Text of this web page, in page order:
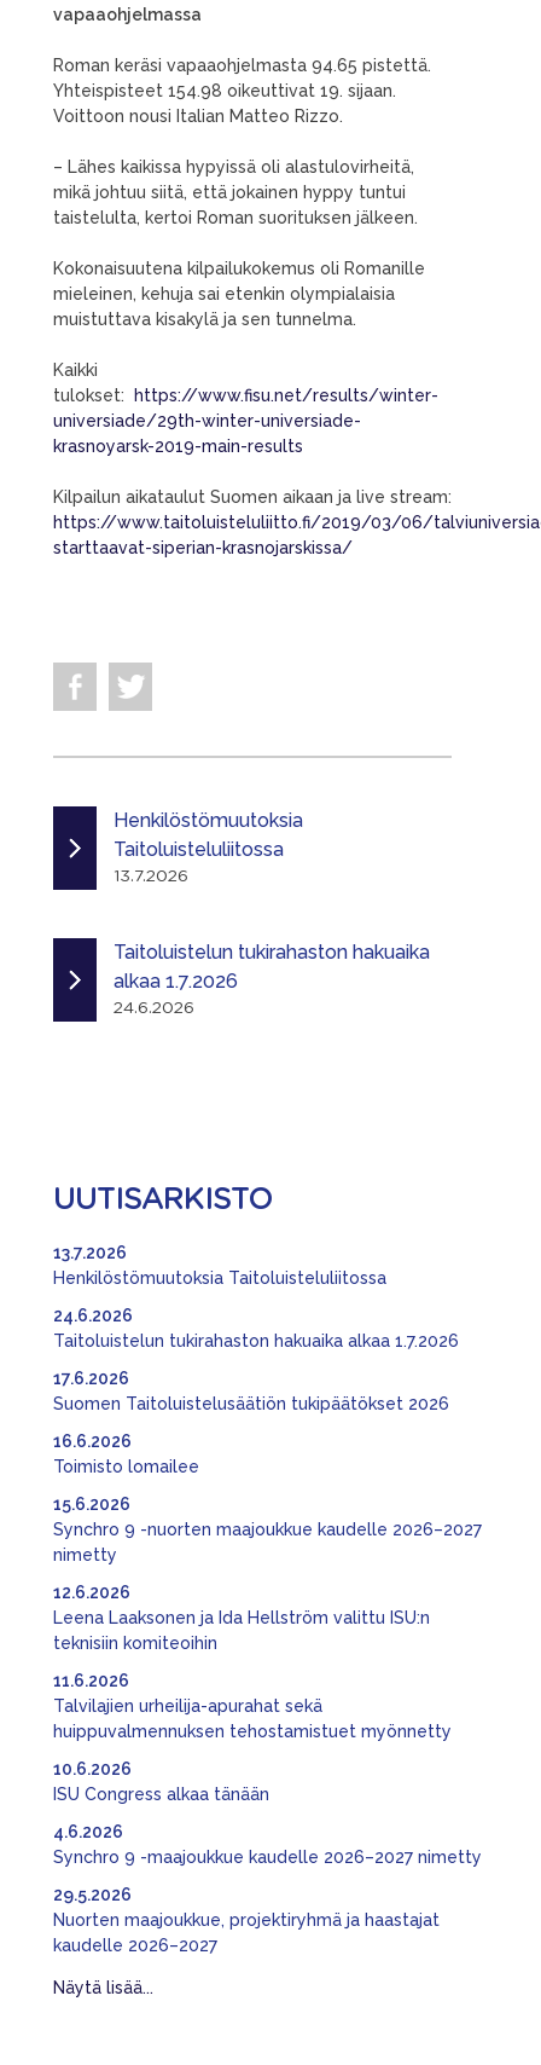
vapaaohjelmassa
Roman keräsi vapaaohjelmasta 94.65 pistettä.
Yhteispisteet 154.98 oikeuttivat 19. sijaan.
Voittoon nousi Italian Matteo Rizzo.
– Lähes kaikissa hypyissä oli alastulovirheitä,
mikä johtuu siitä, että jokainen hyppy tuntui
taistelulta, kertoi Roman suorituksen jälkeen.
Kokonaisuutena kilpailukokemus oli Romanille
mieleinen, kehuja sai etenkin olympialaisia
muistuttava kisakylä ja sen tunnelma.
Kaikki
tulokset:
https://www.fisu.net/results/winter-
universiade/29th-winter-universiade-
krasnoyarsk-2019-main-results
Kilpailun aikataulut Suomen aikaan ja live stream:
https://www.taitoluisteluliitto.fi/2019/03/06/
starttaavat-siperian-krasnojarskissa/
Henkilöstömuutoksia
Taitoluisteluliitossa
13.7.2026
Taitoluistelun tukirahaston hakuaika
alkaa 1.7.2026
24.6.2026
UUTISARKISTO
Henkilöstömuutoksia Taitoluisteluliitossa
13.7.2026
Taitoluistelun tukirahaston hakuaika alkaa 1.7.2026
24.6.2026
Suomen Taitoluistelusäätiön tukipäätökset 2026
17.6.2026
Toimisto lomailee
16.6.2026
Synchro 9 -nuorten maajoukkue kaudelle 2026–2027
nimetty
15.6.2026
Leena Laaksonen ja Ida Hellström valittu ISU:n
teknisiin komiteoihin
12.6.2026
Talvilajien urheilija-apurahat sekä
huippuvalmennuksen tehostamistuet myönnetty
11.6.2026
ISU Congress alkaa tänään
10.6.2026
Synchro 9 -maajoukkue kaudelle 2026–2027 nimetty
4.6.2026
Nuorten maajoukkue, projektiryhmä ja haastajat
kaudelle 2026–2027
29.5.2026
Näytä lisää...